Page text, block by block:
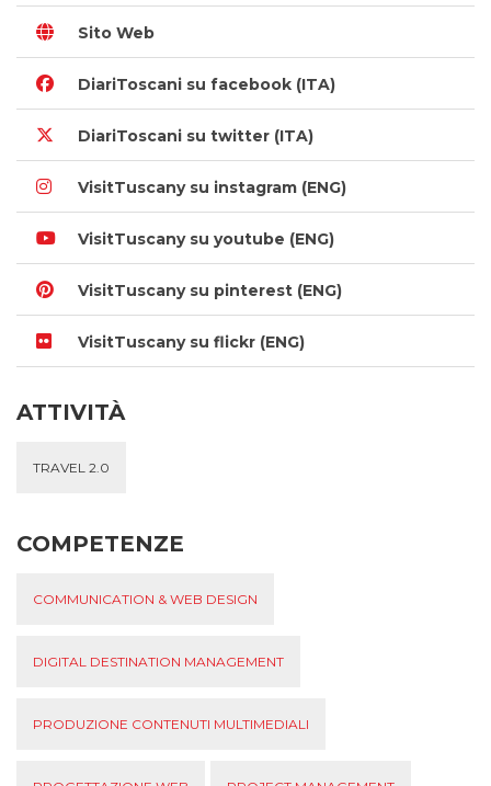
Sito Web
DiariToscani su facebook (ITA)
DiariToscani su twitter (ITA)
VisitTuscany su instagram (ENG)
VisitTuscany su youtube (ENG)
VisitTuscany su pinterest (ENG)
VisitTuscany su flickr (ENG)
ATTIVITÀ
TRAVEL 2.0
COMPETENZE
COMMUNICATION & WEB DESIGN
DIGITAL DESTINATION MANAGEMENT
PRODUZIONE CONTENUTI MULTIMEDIALI